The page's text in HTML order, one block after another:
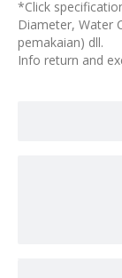
*Click
Diameter, Water
pemakaian) dll.
Info return and